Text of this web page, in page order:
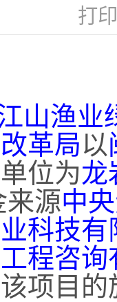
打
山渔业
革局以
位为龙
来源中
科技有
程咨询
项目